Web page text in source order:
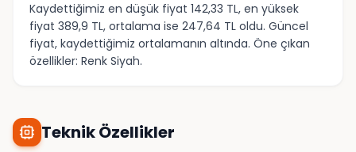
Kaydettiğimiz en düşük fiyat 142,33 TL, en yüksek
fiyat 389,9 TL, ortalama ise 247,64 TL oldu. Güncel
fiyat, kaydettiğimiz ortalamanın altında. Öne çıkan
özellikler: Renk Siyah.
Teknik Özellikler